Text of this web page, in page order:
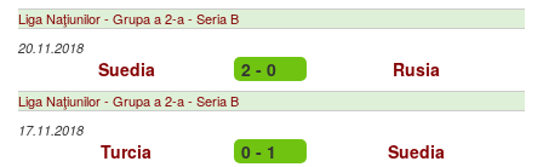
Liga Naţiunilor - Grupa a 2-a - Seria B
20.11.2018
Suedia 2 - 0 Rusia
Liga Naţiunilor - Grupa a 2-a - Seria B
17.11.2018
Turcia 0 - 1 Suedia